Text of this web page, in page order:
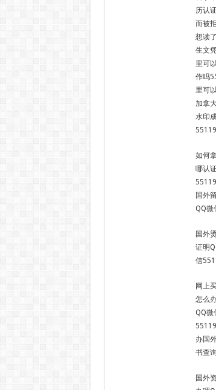
历认
而被
想读
生文
里可
作吗
里可
加拿
水印
如何
哪认
国外
QQ微
国外
证明
信
网上
怎么
QQ微
办国
书查
国外